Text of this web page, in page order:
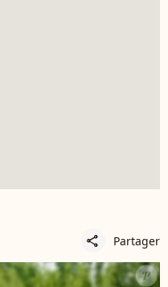
share Partager